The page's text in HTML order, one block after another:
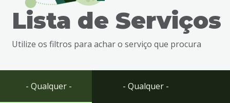
busca
Ir
Lista de Serviços
Utilize os filtros para achar o serviço que procura
- Qualquer - - Qualquer -